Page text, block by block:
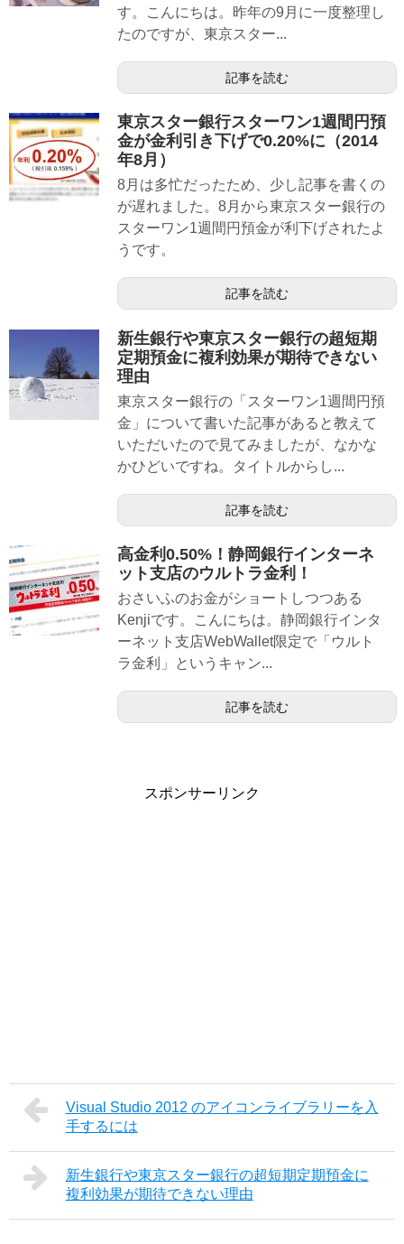
す。こんにちは。昨年の9月に一度整理し
たのですが、東京スター...
記事を読む
東京スター銀行スターワン1週間円預
金が金利引き下げで0.20%に（2014
年8月）
8月は多忙だったため、少し記事を書くの
が遅れました。8月から東京スター銀行の
スターワン1週間円預金が利下げされたよ
うです。
記事を読む
新生銀行や東京スター銀行の超短期
定期預金に複利効果が期待できない
理由
東京スター銀行の「スターワン1週間円預
金」について書いた記事があると教えて
いただいたので見てみましたが、なかな
かひどいですね。タイトルからし...
記事を読む
高金利0.50%！静岡銀行インターネ
ット支店のウルトラ金利！
おさいふのお金がショートしつつある
Kenjiです。こんにちは。静岡銀行インタ
ーネット支店WebWallet限定で「ウルト
ラ金利」というキャン...
記事を読む
スポンサーリンク
Visual Studio 2012 のアイコンライブラリーを入
手するには
新生銀行や東京スター銀行の超短期定期預金に
複利効果が期待できない理由